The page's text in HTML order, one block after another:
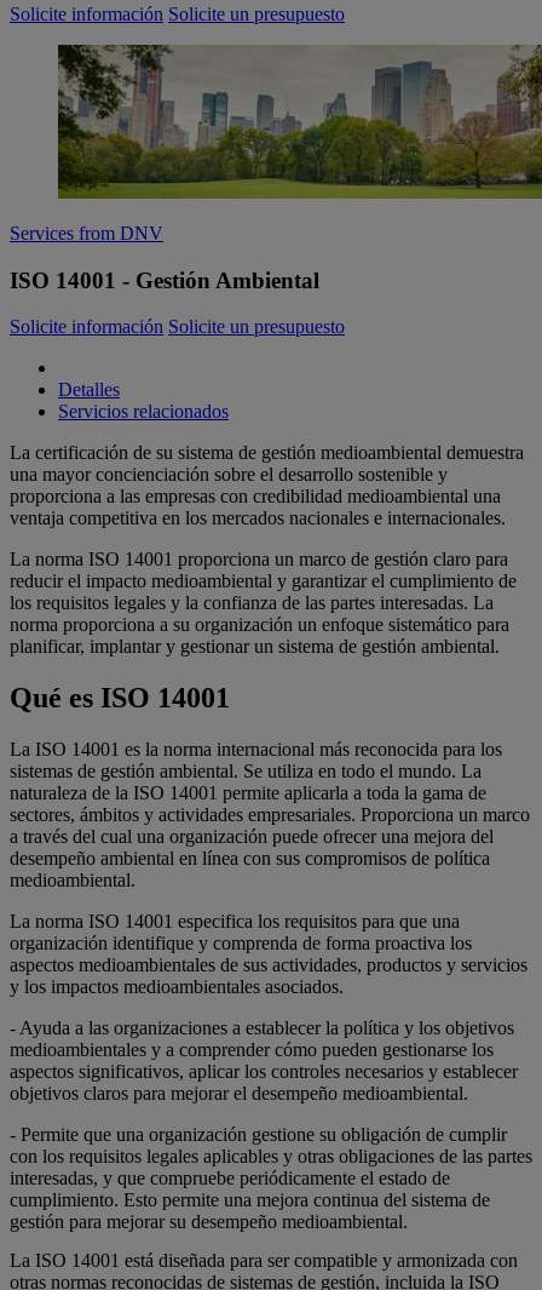
Solicite información Solicite un presupuesto
Services from DNV
ISO 14001 - Gestión Ambiental
Solicite información Solicite un presupuesto
Detalles
Servicios relacionados
La certificación de su sistema de gestión medioambiental demuestra
una mayor concienciación sobre el desarrollo sostenible y
proporciona a las empresas con credibilidad medioambiental una
ventaja competitiva en los mercados nacionales e internacionales.
La norma ISO 14001 proporciona un marco de gestión claro para
reducir el impacto medioambiental y garantizar el cumplimiento de
los requisitos legales y la confianza de las partes interesadas. La
norma proporciona a su organización un enfoque sistemático para
planificar, implantar y gestionar un sistema de gestión ambiental.
Qué es ISO 14001
La ISO 14001 es la norma internacional más reconocida para los
sistemas de gestión ambiental. Se utiliza en todo el mundo. La
naturaleza de la ISO 14001 permite aplicarla a toda la gama de
sectores, ámbitos y actividades empresariales. Proporciona un marco
a través del cual una organización puede ofrecer una mejora del
desempeño ambiental en línea con sus compromisos de política
medioambiental.
La norma ISO 14001 especifica los requisitos para que una
organización identifique y comprenda de forma proactiva los
aspectos medioambientales de sus actividades, productos y servicios
y los impactos medioambientales asociados.
- Ayuda a las organizaciones a establecer la política y los objetivos
medioambientales y a comprender cómo pueden gestionarse los
aspectos significativos, aplicar los controles necesarios y establecer
objetivos claros para mejorar el desempeño medioambiental.
- Permite que una organización gestione su obligación de cumplir
con los requisitos legales aplicables y otras obligaciones de las partes
interesadas, y que compruebe periódicamente el estado de
cumplimiento. Esto permite una mejora continua del sistema de
gestión para mejorar su desempeño medioambiental.
La ISO 14001 está diseñada para ser compatible y armonizada con
otras normas reconocidas de sistemas de gestión, incluida la ISO